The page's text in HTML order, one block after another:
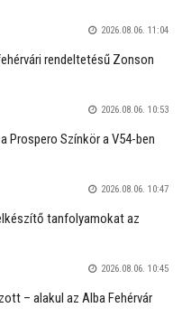
2026.08.06. 11:04
rendeltetésű Zonson
2026.08.06. 10:53
Prospero Színkör a V54-ben
2026.08.06. 10:47
tanfolyamokat az
2026.08.06. 10:45
– alakul az Alba Fehérvár